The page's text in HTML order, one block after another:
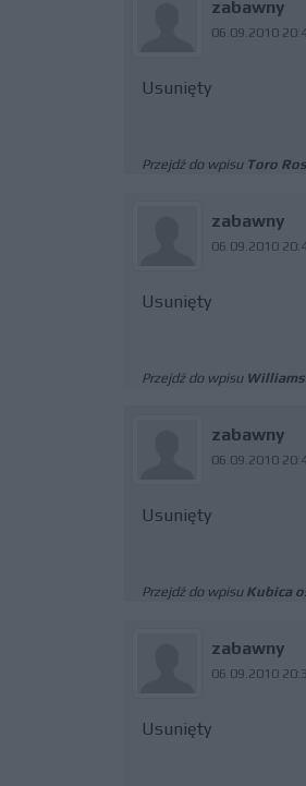
zabawny
06.09.2010
Usunięty
Przejdź do wpisu Toro
zabawny
06.09.2010
Usunięty
Przejdź do wpisu
zabawny
06.09.2010
Usunięty
Przejdź do wpisu Kubica
zabawny
06.09.2010
Usunięty